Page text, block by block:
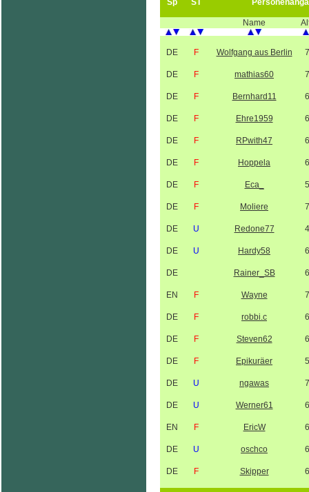
Sp ST
Name
DE F Wolfgang aus Berlin
DE F mathias60
DE F Bernhard11
DE F Ehre1959
DE F RPwith47
DE F Hoppela
DE F Eca_
DE F Moliere
DE U Redone77
DE U Hardy58
DE Rainer_SB
EN F Wayne
DE F robbi.c
DE F Steven62
DE F Epikuräer
DE U ngawas
DE U Werner61
EN F EricW
DE U oschco
DE F Skipper